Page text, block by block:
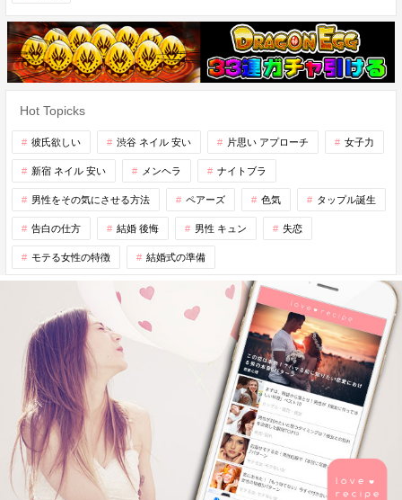
Hot Topicks
彼氏欲しい 渋谷 ネイル 安い 片思い アプローチ 女子力
新宿 ネイル 安い メンヘラ ナイトブラ
男性をその気にさせる方法 ペアーズ 色気 タップル誕生
告白の仕方 結婚 後悔 男性 キュン 失恋
モテる女性の特徴 結婚式の準備